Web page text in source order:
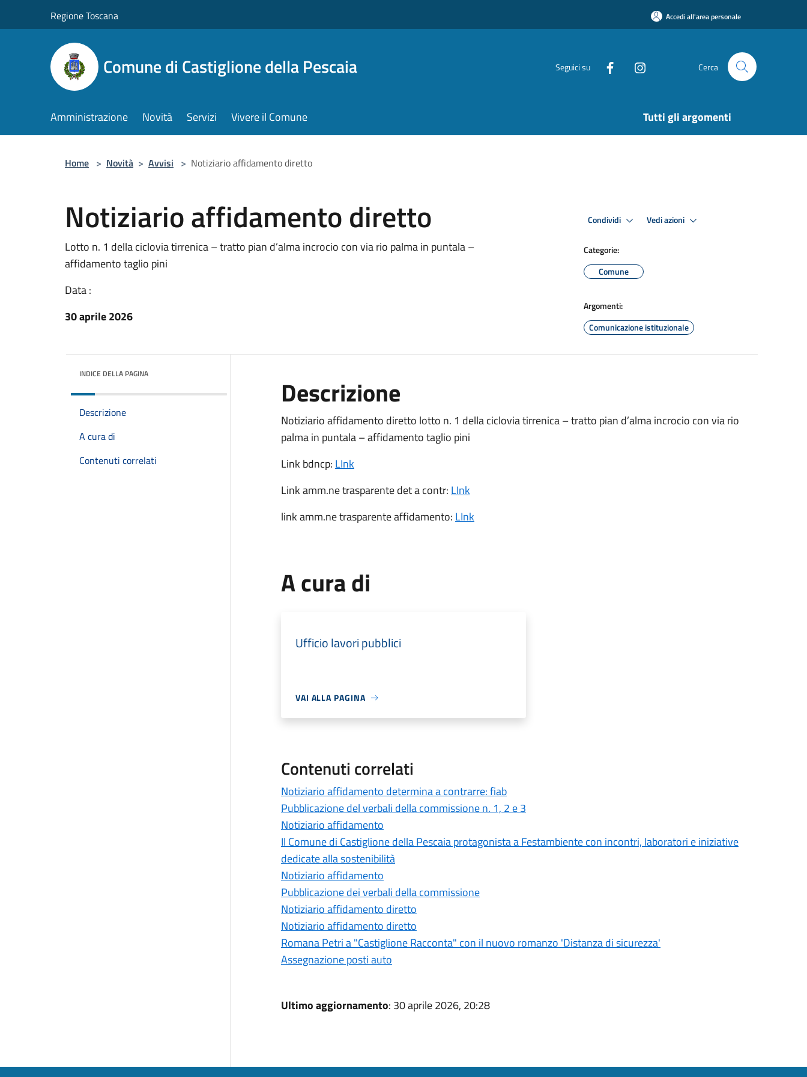
Regione Toscana Accedi all'area personale
Comune di Castiglione della Pescaia Seguici su Cerca
Amministrazione Novità Servizi Vivere il Comune Tutti gli argomenti
Home > Novità > Avvisi > Notiziario affidamento diretto
Notiziario affidamento diretto
Lotto n. 1 della ciclovia tirrenica – tratto pian d’alma incrocio con via rio palma in puntala –
affidamento taglio pini
Data :
30 aprile 2026
Condividi Vedi azioni
Categorie:
Comune
Argomenti:
Comunicazione istituzionale
INDICE DELLA PAGINA
Descrizione
A cura di
Contenuti correlati
Descrizione
Notiziario affidamento diretto lotto n. 1 della ciclovia tirrenica – tratto pian d’alma incrocio con via rio
palma in puntala – affidamento taglio pini
Link bdncp: LInk
Link amm.ne trasparente det a contr: LInk
link amm.ne trasparente affidamento: LInk
A cura di
Ufficio lavori pubblici
VAI ALLA PAGINA
Contenuti correlati
Notiziario affidamento determina a contrarre: fiab
Pubblicazione del verbali della commissione n. 1, 2 e 3
Notiziario affidamento
Il Comune di Castiglione della Pescaia protagonista a Festambiente con incontri, laboratori e iniziative
dedicate alla sostenibilità
Notiziario affidamento
Pubblicazione dei verbali della commissione
Notiziario affidamento diretto
Notiziario affidamento diretto
Romana Petri a "Castiglione Racconta" con il nuovo romanzo 'Distanza di sicurezza'
Assegnazione posti auto
Ultimo aggiornamento: 30 aprile 2026, 20:28